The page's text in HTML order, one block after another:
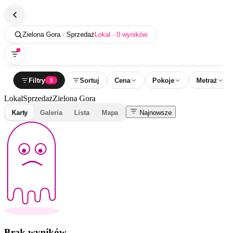
Zielona Gora · Sprzedaż Lokal · 0 wyników
Filtry 3 Sortuj Cena Pokoje Metraż
LokalSprzedażZielona Gora
Karty Galeria Lista Mapa Najnowsze